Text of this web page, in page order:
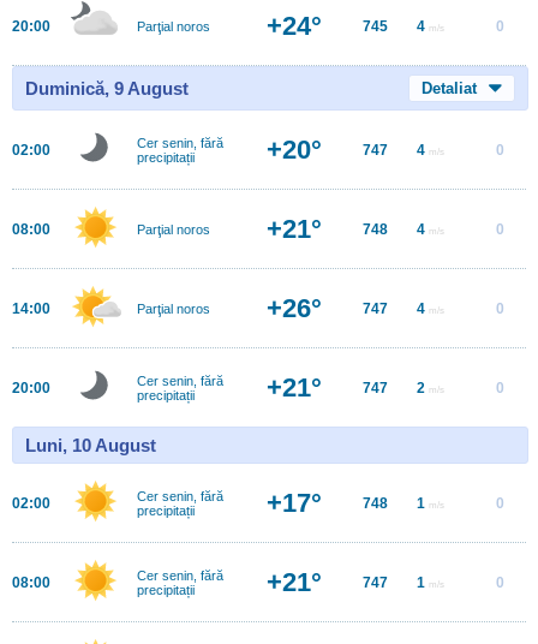
20:00 Parţial noros +24° 745 4 m/s 0
Duminică, 9 August Detaliat
02:00
Cer senin, fără
precipitații
+20° 747 4 m/s 0
08:00 Parţial noros +21° 748 4 m/s 0
14:00 Parţial noros +26° 747 4 m/s 0
20:00
Cer senin, fără
precipitații
+21° 747 2 m/s 0
Luni, 10 August
02:00
Cer senin, fără
precipitații
+17° 748 1 m/s 0
08:00
Cer senin, fără
precipitații
+21° 747 1 m/s 0